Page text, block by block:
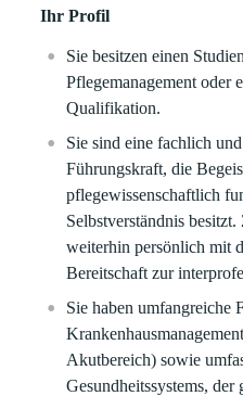
Ihr Profil
Sie besitzen einen
Pflegemanagement oder
Qualifikation.
Sie sind eine fachlich
Führungskraft, die
pflegewissenschaftlich
Selbstverständnis
weiterhin persönlich mit
Bereitschaft zur
Sie haben umfangreiche
Akutbereich) sowie
Gesundheitssystems, der